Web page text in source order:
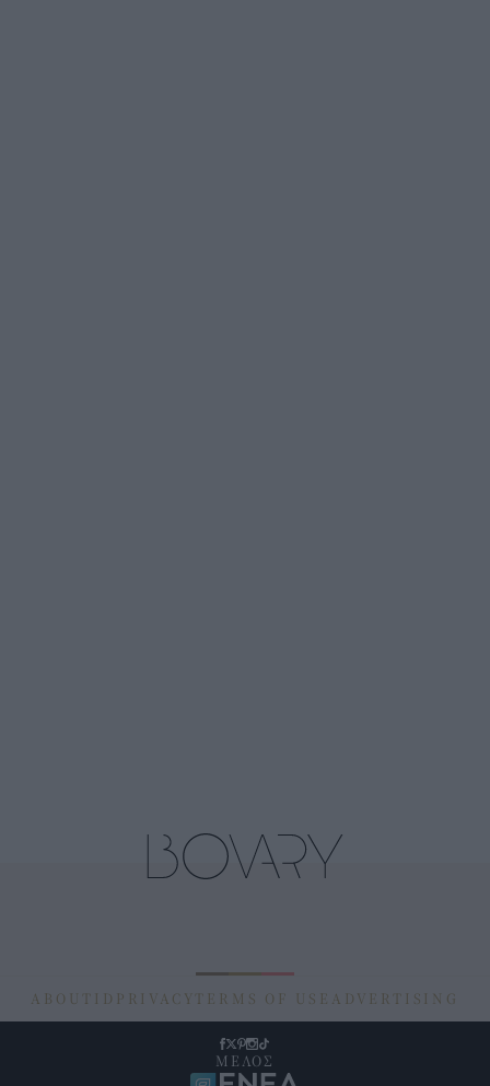
ABOUT ID PRIVACY TERMS OF USE ADVERTISING
ΜΕΛΟΣ